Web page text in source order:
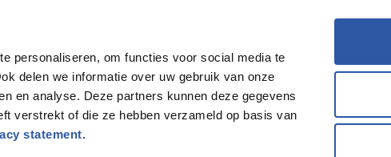
personaliseren, om functies voor social media te
delen we informatie over uw gebruik van onze
en analyse. Deze partners kunnen deze gegevens
verstrekt of die ze hebben verzameld op basis van
statement.